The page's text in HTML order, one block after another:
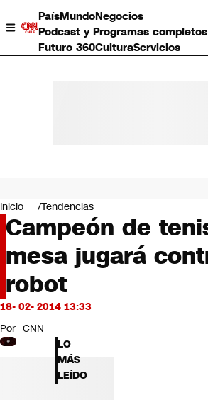
PaísMundoNegocios
Podcast y Programas completos
Futuro 360CulturaServicios
Negocios
Deportes
Programas completos
Cultura
Servicios
Bits
CNN tiempo
Futuro 360
Opinión
Inicio Tendencias
Campeón de
mesa jugará
robot
18- 02- 2014 13:33
Por CNN
LO
MÁS
LEÍDO